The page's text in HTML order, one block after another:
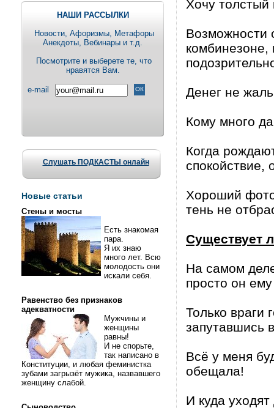
НАШИ РАССЫЛКИ
Новости, Aфоризмы, Метафоры
Анекдоты, Вебинары и т.д.
Посмотрите и выберете те, что
нравятся Вам.
e-mail
Слушать ПОДКАСТЫ онлайн
Новые статьи
Стены и мосты
Есть знакомая
пара.
Я их знаю
много лет. Всю
молодость они
искали себя.
Равенство без признаков
адекватности
Мужчины и
женщины
равны!
И не спорьте,
так написано в
Конституции, и любая феминистка
зубами загрызёт мужика, назвавшего
женщину слабой.
Хочу толстый
Возможности
Денег не
Кому много
Когда
Хороший
тень не
Существует
На самом
просто он
Только враги
запутавшись
Всё у меня
обещала!
И куда